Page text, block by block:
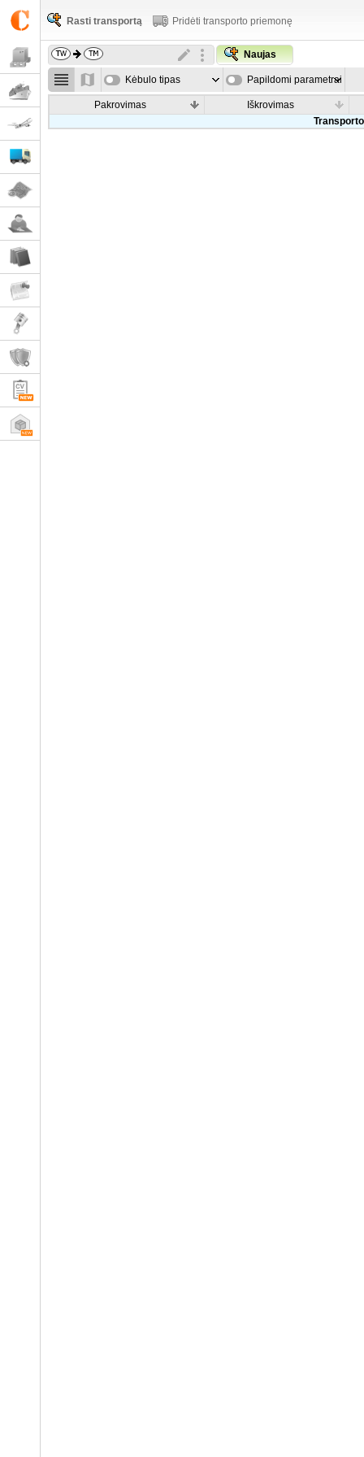
Rasti transportą Pridėti transporto priemonę
Naujas
Kėbulo tipas Papildomi parametrai
Pakrovimas
Iškrovimas